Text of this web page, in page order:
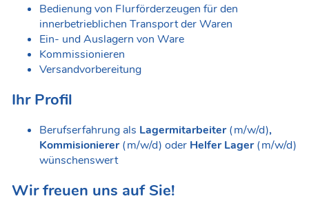
Bedienung von Flurförderzeugen für den
innerbetrieblichen Transport der Waren
Ein- und Auslagern von Ware
Kommissionieren
Versandvorbereitung
Ihr Profil
Berufserfahrung als Lagermitarbeiter(m/w/d),
Kommisionierer(m/w/d) oder Helfer Lager(m/w/d)
wünschenswert
Wir freuen uns auf Sie!